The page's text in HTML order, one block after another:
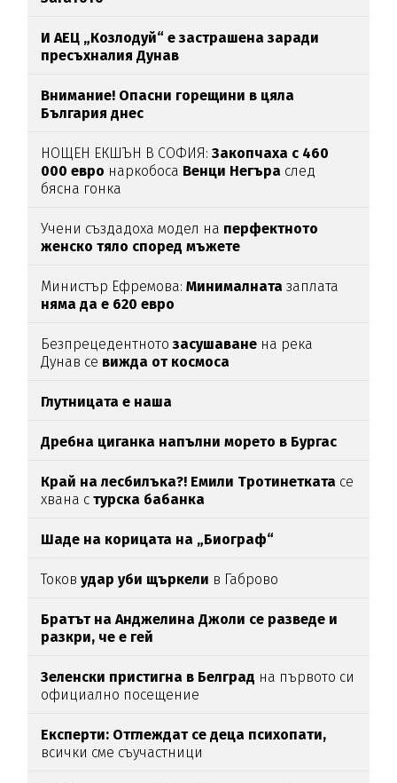
И АЕЦ „Козлодуй“ е застрашена заради
пресъхналия Дунав
Внимание! Опасни горещини в цяла
България днес
НОЩЕН ЕКШЪН В СОФИЯ:Закопчаха с 460
000 евро наркобоса Венци Негъра след
бясна гонка
Учени създадоха модел на перфектното
женско тяло според мъжете
Министър Ефремова:Минималната заплата
няма да е 620 евро
Безпрецедентнотозасушаване на река
Дунав се вижда от космоса
Глутницата е наша
Дребна циганка напълни морето в Бургас
Край на лесбилъка?! Емили Тротинетката се
хвана с турска бабанка
Шаде на корицата на „Биограф“
Токовудар уби щъркели в Габрово
Братът на Анджелина Джоли се разведе и
разкри, че е гей
Зеленски пристигна в Белград на първото си
официално посещение
Експерти: Отглеждат се деца психопати,
всички сме съучастници